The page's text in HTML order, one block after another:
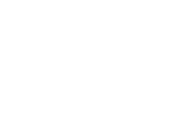
e do Ensino Superior, Pedro